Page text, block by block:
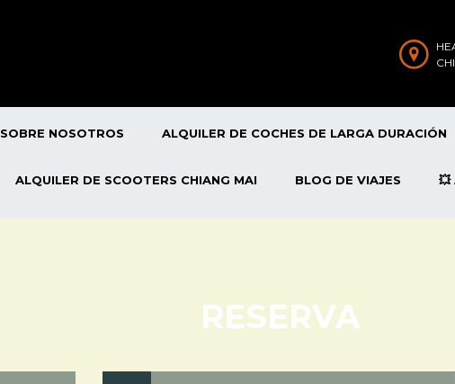
SOBRE NOSOTROS ALQUILER DE COCHES DE LARGA DURACIÓN
ALQUILER DE SCOOTERS CHIANG MAI BLOG DE VIAJES 💥
RESERVA